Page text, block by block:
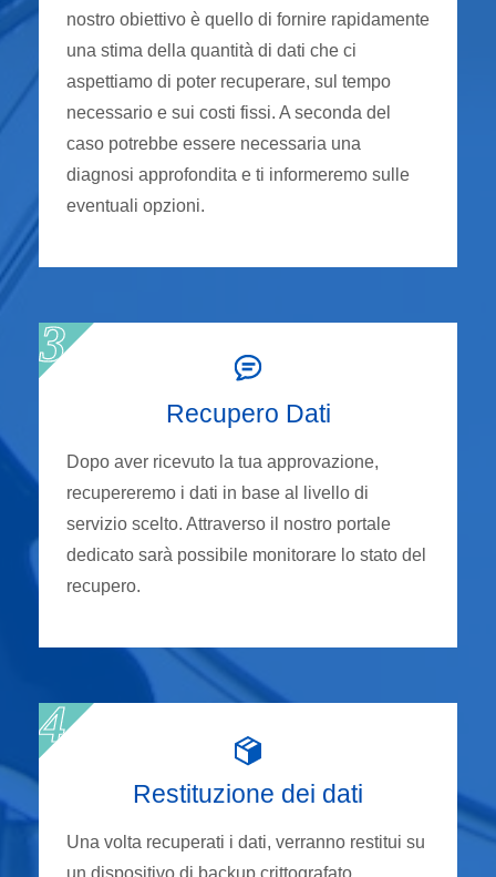
nostro obiettivo è quello di fornire rapidamente
una stima della quantità di dati che ci
aspettiamo di poter recuperare, sul tempo
necessario e sui costi fissi. A seconda del
caso potrebbe essere necessaria una
diagnosi approfondita e ti informeremo sulle
eventuali opzioni.
Recupero Dati
Dopo aver ricevuto la tua approvazione,
recupereremo i dati in base al livello di
servizio scelto. Attraverso il nostro portale
dedicato sarà possibile monitorare lo stato del
recupero.
Restituzione dei dati
Una volta recuperati i dati, verranno restitui su